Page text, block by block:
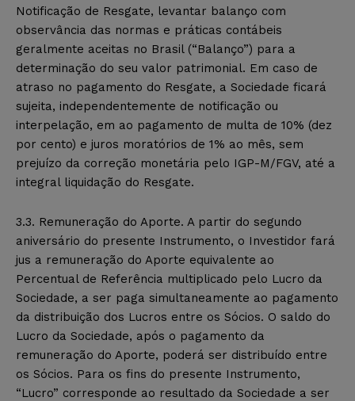
Notificação de Resgate, levantar balanço com
observância das normas e práticas contábeis
geralmente aceitas no Brasil (“Balanço”) para a
determinação do seu valor patrimonial. Em caso de
atraso no pagamento do Resgate, a Sociedade ficará
sujeita, independentemente de notificação ou
interpelação, em ao pagamento de multa de 10% (dez
por cento) e juros moratórios de 1% ao mês, sem
prejuízo da correção monetária pelo IGP-M/FGV, até a
integral liquidação do Resgate.
3.3. Remuneração do Aporte. A partir do segundo
aniversário do presente Instrumento, o Investidor fará
jus a remuneração do Aporte equivalente ao
Percentual de Referência multiplicado pelo Lucro da
Sociedade, a ser paga simultaneamente ao pagamento
da distribuição dos Lucros entre os Sócios. O saldo do
Lucro da Sociedade, após o pagamento da
remuneração do Aporte, poderá ser distribuído entre
os Sócios. Para os fins do presente Instrumento,
“Lucro” corresponde ao resultado da Sociedade a ser